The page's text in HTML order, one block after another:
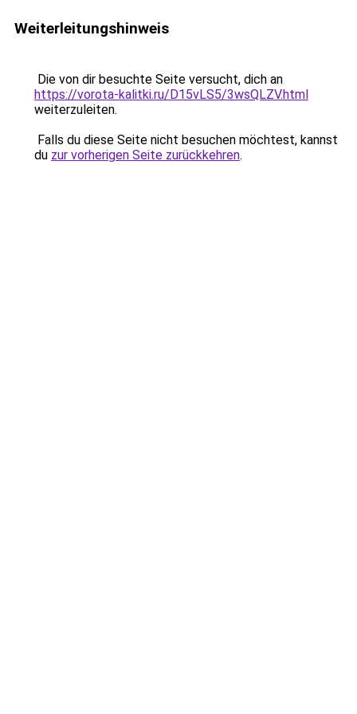
Weiterleitungshinweis
Die von dir besuchte Seite versucht, dich an
https://vorota-kalitki.ru/D15vLS5/3wsQLZV.html
weiterzuleiten.
Falls du diese Seite nicht besuchen möchtest, kannst
du zur vorherigen Seite zurückkehren.